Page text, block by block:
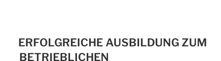
ERFOLGREICHE AUSBILDUNG ZUM
BETRIEBLICHEN